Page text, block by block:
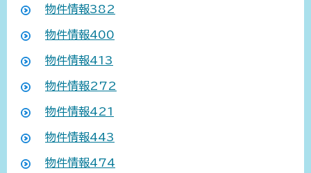
物件情報382
物件情報400
物件情報413
物件情報272
物件情報421
物件情報443
物件情報474